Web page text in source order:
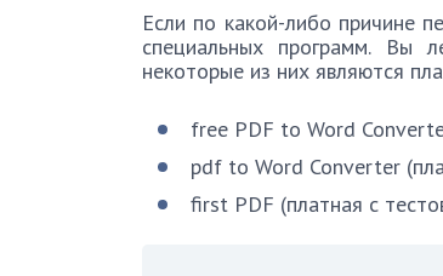
Если по какой-либо причине
специальных программ. Вы
некоторые из них являются
free PDF to Word
pdf to Word Converter
first PDF (платная с